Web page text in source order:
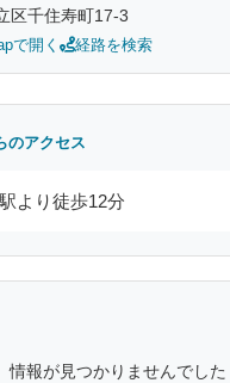
区千住寿町17-3
で開く 経路を検索
のアクセス
より徒歩12分
情報が見つかりませんでした